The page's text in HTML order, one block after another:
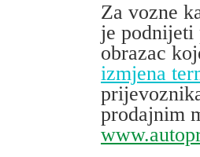
Za vozne
je podnijeti
obrazac
izmjena
prodajnim